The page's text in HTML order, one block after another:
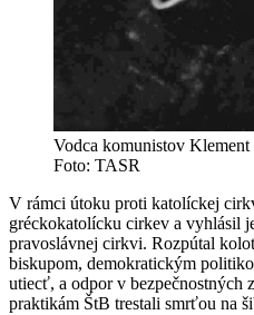
Vodca komunistov
Foto: TASR
V rámci útoku proti katolíckej
gréckokatolícku cirkev a vyhlásil
pravoslávnej cirkvi. Rozpútal
biskupom, demokratickým
utiecť, a odpor v bezpečnostných
praktikám ŠtB trestali smrťou na